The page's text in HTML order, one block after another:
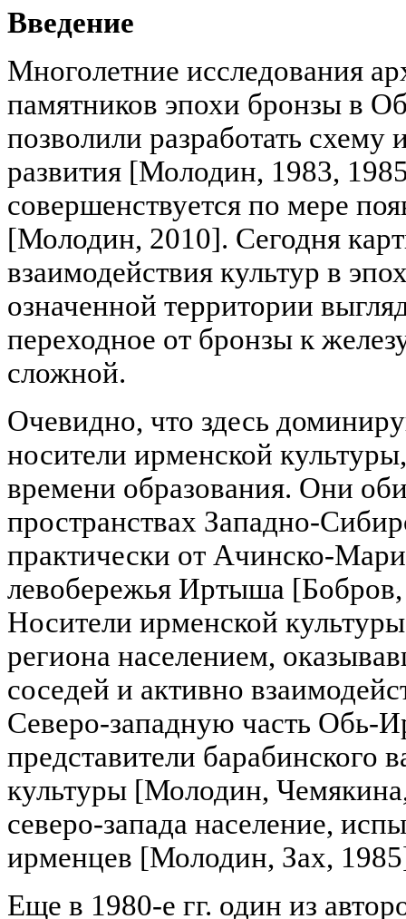
Введение
Многолетние исследования
памятников эпохи бронзы в
позволили разработать схему
развития [Молодин, 1983,
совершенствуется по мере
[Молодин, 2010]. Сегодня
взаимодействия культур в
означенной территории
переходное от бронзы к
сложной.
Очевидно, что здесь
носители ирменской
времени образования. Они
пространствах Западно-
практически от Ачинско-
левобережья Иртыша
Носители ирменской
региона населением,
соседей и активно
Северо-западную часть Обь-
представители барабинского
культуры [Молодин,
северо-запада население,
ирменцев [Молодин, Зах,
Еще в 1980-е гг. один из